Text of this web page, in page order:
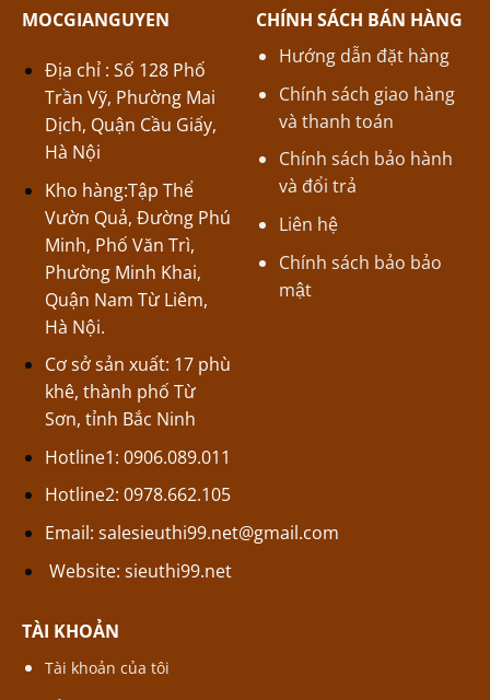
MOCGIANGUYEN
Địa chỉ : Số 128 Phố
Trần Vỹ, Phường Mai
Dịch, Quận Cầu Giấy,
Hà Nội
Kho hàng:Tập Thể
Vườn Quả, Đường Phú
Minh, Phố Văn Trì,
Phường Minh Khai,
Quận Nam Từ Liêm,
Hà Nội.
Cơ sở sản xuất: 17 phù
khê, thành phố Từ
Sơn, tỉnh Bắc Ninh
Hotline1: 0906.089.011
Hotline2: 0978.662.105
Email: salesieuthi99.net@gmail.com
Website: sieuthi99.net
CHÍNH SÁCH BÁN HÀNG
Hướng dẫn đặt hàng
Chính sách giao hàng
và thanh toán
Chính sách bảo hành
và đổi trả
Liên hệ
Chính sách bảo bảo
mật
TÀI KHOẢN
Tài khoản của tôi